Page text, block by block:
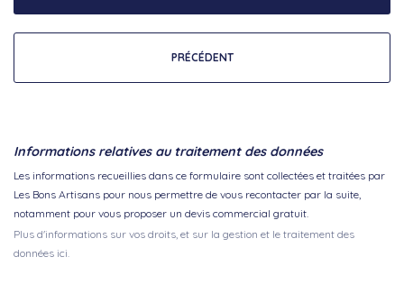
PRÉCÉDENT
Informations relatives au traitement des données
Les informations recueillies dans ce formulaire sont collectées et traitées par
Les Bons Artisans pour nous permettre de vous recontacter par la suite,
notamment pour vous proposer un devis commercial gratuit.
Plus d'informations sur vos droits, et sur la gestion et le traitement des
données ici.